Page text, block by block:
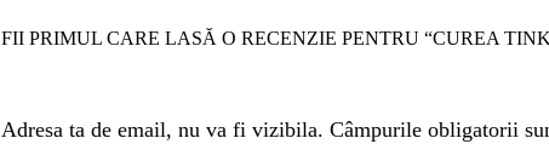
FII PRIMUL CARE LASĂ O RECENZIE PENTRU “CUREA
Adresa ta de email, nu va fi vizibila. Câmpurile obligatorii